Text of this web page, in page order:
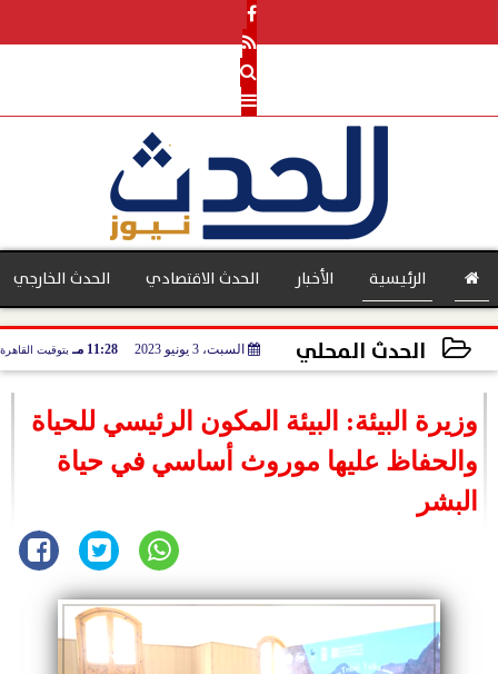
الرئيسية الأخبار الحدث الاقتصادي الحدث الخارجي
الحدث المحلي السبت، 3 يونيو 2023 11:28 مـ بتوقيت القاهرة
وزيرة البيئة: البيئة المكون الرئيسي للحياة
والحفاظ عليها موروث أساسي في حياة
البشر